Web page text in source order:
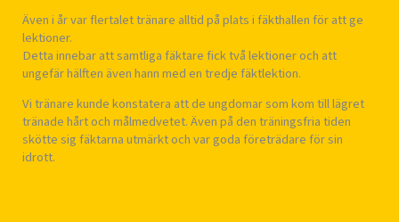
Även i år var flertalet tränare alltid på plats i fäkthallen för att ge
lektioner.
Detta innebar att samtliga fäktare fick två lektioner och att
ungefär hälften även hann med en tredje fäktlektion.
Vi tränare kunde konstatera att de ungdomar som kom till lägret
tränade hårt och målmedvetet. Även på den träningsfria tiden
skötte sig fäktarna utmärkt och var goda företrädare för sin
idrott.